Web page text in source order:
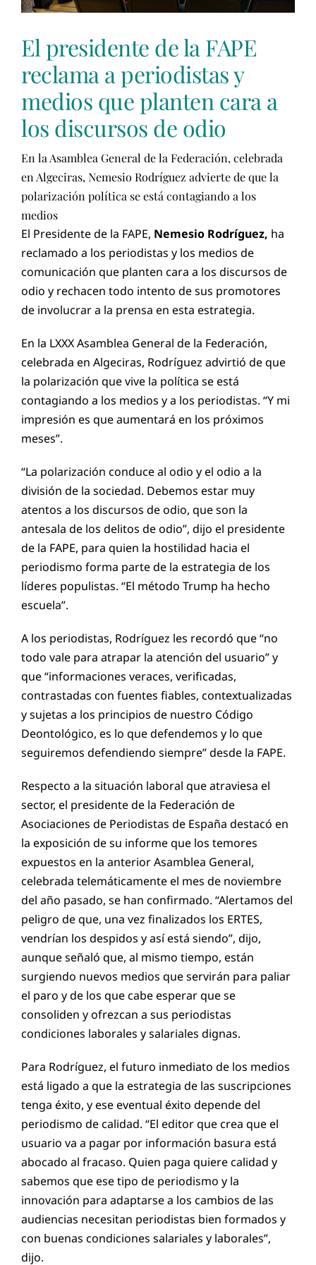
El presidente de la FAPE
reclama a periodistas y
medios que planten cara a
los discursos de odio
En la Asamblea General de la Federación, celebrada
en Algeciras, Nemesio Rodríguez advierte de que la
polarización política se está contagiando a los
medios
El Presidente de la FAPE, Nemesio Rodríguez, ha
reclamado a los periodistas y los medios de
comunicación que planten cara a los discursos de
odio y rechacen todo intento de sus promotores
de involucrar a la prensa en esta estrategia.
En la LXXX Asamblea General de la Federación,
celebrada en Algeciras, Rodríguez advirtió de que
la polarización que vive la política se está
contagiando a los medios y a los periodistas. “Y mi
impresión es que aumentará en los próximos
meses”.
“La polarización conduce al odio y el odio a la
división de la sociedad. Debemos estar muy
atentos a los discursos de odio, que son la
antesala de los delitos de odio”, dijo el presidente
de la FAPE, para quien la hostilidad hacia el
periodismo forma parte de la estrategia de los
líderes populistas. “El método Trump ha hecho
escuela”.
A los periodistas, Rodríguez les recordó que “no
todo vale para atrapar la atención del usuario” y
que “informaciones veraces, verificadas,
contrastadas con fuentes fiables, contextualizadas
y sujetas a los principios de nuestro Código
Deontológico, es lo que defendemos y lo que
seguiremos defendiendo siempre” desde la FAPE.
Respecto a la situación laboral que atraviesa el
sector, el presidente de la Federación de
Asociaciones de Periodistas de España destacó en
la exposición de su informe que los temores
expuestos en la anterior Asamblea General,
celebrada telemáticamente el mes de noviembre
del año pasado, se han confirmado. “Alertamos del
peligro de que, una vez finalizados los ERTES,
vendrían los despidos y así está siendo”, dijo,
aunque señaló que, al mismo tiempo, están
surgiendo nuevos medios que servirán para paliar
el paro y de los que cabe esperar que se
consoliden y ofrezcan a sus periodistas
condiciones laborales y salariales dignas.
Para Rodríguez, el futuro inmediato de los medios
está ligado a que la estrategia de las suscripciones
tenga éxito, y ese eventual éxito depende del
periodismo de calidad. “El editor que crea que el
usuario va a pagar por información basura está
abocado al fracaso. Quien paga quiere calidad y
sabemos que ese tipo de periodismo y la
innovación para adaptarse a los cambios de las
audiencias necesitan periodistas bien formados y
con buenas condiciones salariales y laborales”,
dijo.